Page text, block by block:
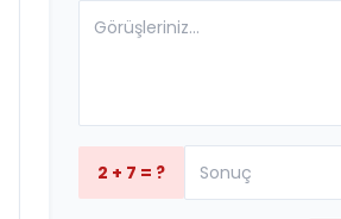
2 + 7 = ?